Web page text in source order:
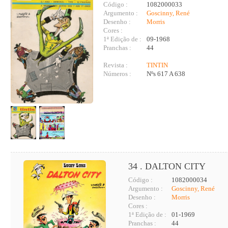
Código :
1082000033
Argumento :
Goscinny, René
Desenho :
Morris
Cores :
1ª Edição de :
09-1968
Pranchas :
44
Revista :
TINTIN
Números :
Nºs 617 A 638
34 . DALTON CITY
Código :
1082000034
Argumento :
Goscinny, René
Desenho :
Morris
Cores :
1ª Edição de :
01-1969
Pranchas :
44